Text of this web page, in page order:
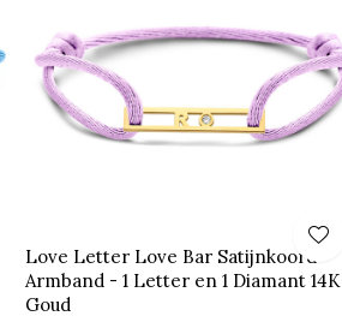
Love Letter Love Bar Satijnkoord
Armband - 1 Letter en 1 Diamant 14K
Goud